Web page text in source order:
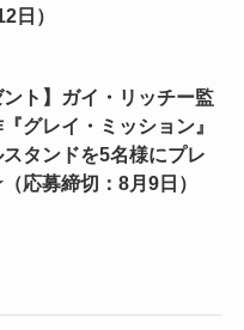
日）
ント】ガイ・リッチー監
グレイ・ミッション』
タンドを5名様にプレ
応募締切：8月9日）